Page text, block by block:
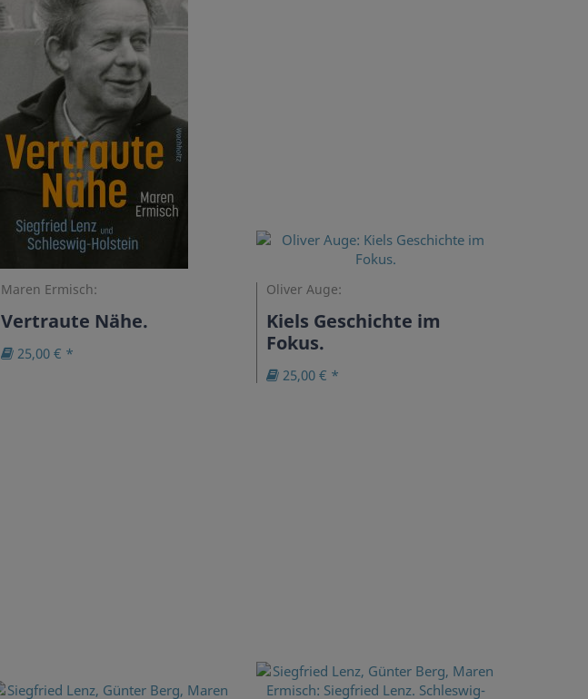
Maren Ermisch:
Vertraute Nähe.
25,00 € *
Oliver Auge:
Kiels Geschichte im
Fokus.
25,00 € *